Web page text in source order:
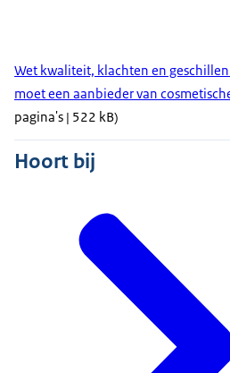
Wet kwaliteit, klachten en
moet een aanbieder van
pagina's | 522 kB)
Hoort bij